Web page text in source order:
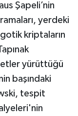
Şapeli’nin
yerdeki
gotik kriptaların
yürüttüğü
başındaki
tespit